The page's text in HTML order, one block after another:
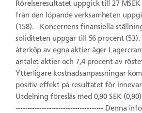
Rörelseresultatet uppgick till 27
från den löpande verksamheten
(158). - Koncernens finansiella
soliditeten uppgår till 56 procent (53).
återköp av egna aktier äger
antalet aktier och 7,4 procent av
Ytterligare kostnadsanpassningar
positiv effekt på resultatet för
Utdelning föreslås med 0,90 SEK
------------------------------------- Denna